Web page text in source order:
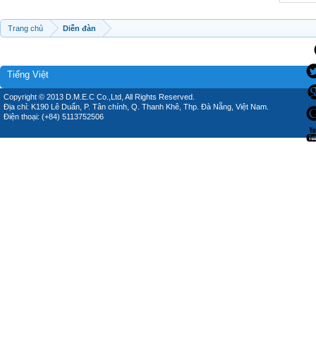
Trang chủ Diễn đàn
Tiếng Việt
Copyright © 2013 D.M.E.C Co.,Ltd, All Rights Reserved.
Địa chỉ: K190 Lê Duẩn, P. Tân chính, Q. Thanh Khê, Thp. Đà Nẵng, Việt Nam.
Điện thoại: (+84) 5113752506